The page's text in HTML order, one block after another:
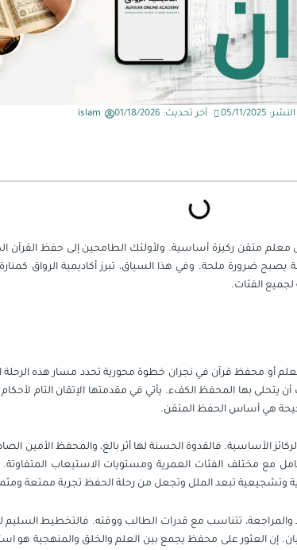
النشر: 05/11/2025 أخر تحديث: 01/18/2026 islam
متقن ركيزة أساسية. ولأولئك الطامحين إلى حفظ القرآن
ضرورة ملحة. وفي هذا السياق، تبرز أكاديمية الرواق
الفئات.
أو محفظ قرآن في نجران خطوة محورية تحدد مسار هذه الرحلة
بها المحفظ الكفء. يأتي في مقدمتها الإتقان التام لأحكام
هي أساس الحفظ المتقن.
الأساسية. فالقدوة الحسنة لها أثر بالغ، والمحفظ الأمين
مع مختلف الفئات العمرية ومستويات الاستيعاب
تبعد الملل وتجعل من رحلة الحفظ تجربة ممتعة
تتناسب مع قدرات الطالب ووقته. فالتخطيط السليم
إن العثور على محفظ يجمع بين العلم والخلق والمنهجية هو